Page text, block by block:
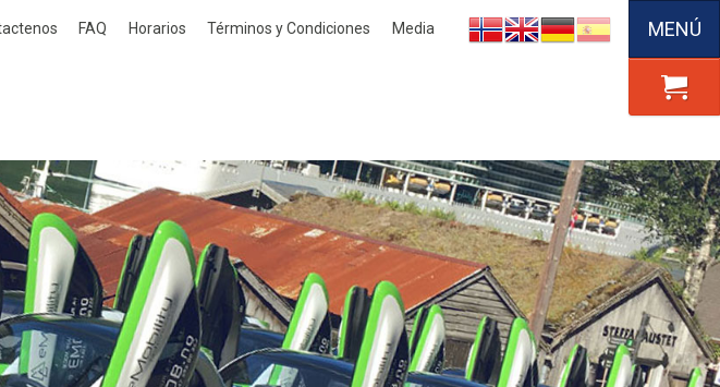
Español
FAQ Horarios Términos y Condiciones Media MENÚ